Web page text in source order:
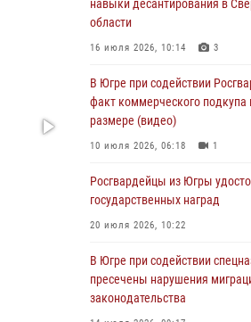
07 августа 2026, 06:02
Делегация МВД Республики
работы Росгвардии в Москве
06 августа 2026, 11:29 5
06 августа 2026, 11:28
армии Ивана Кирилловича
06 августа 2026, 11:26 6
навыки десантирования в
области
16 июля 2026, 10:14 3
В Югре при содействии
факт коммерческого подкупа
размере (видео)
10 июля 2026, 06:18 1
Росгвардейцы из Югры
государственных наград
20 июля 2026, 10:22
В Югре при содействии
пресечены нарушения
законодательства